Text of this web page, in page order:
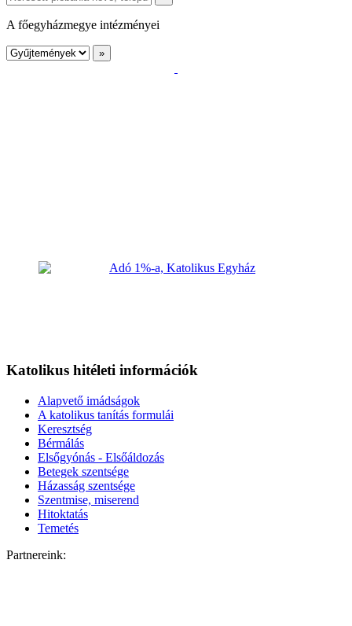
A főegyházmegye intézményei
Katolikus hitéleti információk
Alapvető imádságok
A katolikus tanítás formulái
Keresztség
Bérmálás
Elsőgyónás - Elsőáldozás
Betegek szentsége
Házasság szentsége
Szentmise, miserend
Hitoktatás
Temetés
Partnereink: